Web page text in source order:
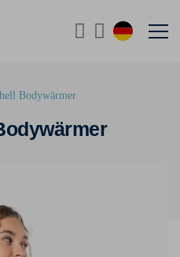
Bodywärmer